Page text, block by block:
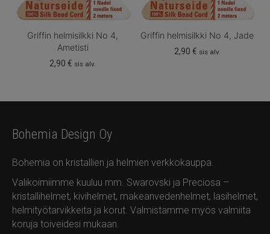
Griffin helmisilkki No 4,
Ametisti
2,90€ sis alv.
Griffin helmisilkki No 4, Jade
2,90 € sis alv.
Bohemia Design Oy
Bohemia on kristallien ja helmien verkkokauppa.
Valikoimiimme kuuluu mm. Swarovski ja Preciosa –
kristallihelmet, kivihelmet, makeanvedenhelmet, lasihelmet,
helmityötarvikkeita ja korut. Valmistamme myös valmiita
koruja toiveidesi mukaan.